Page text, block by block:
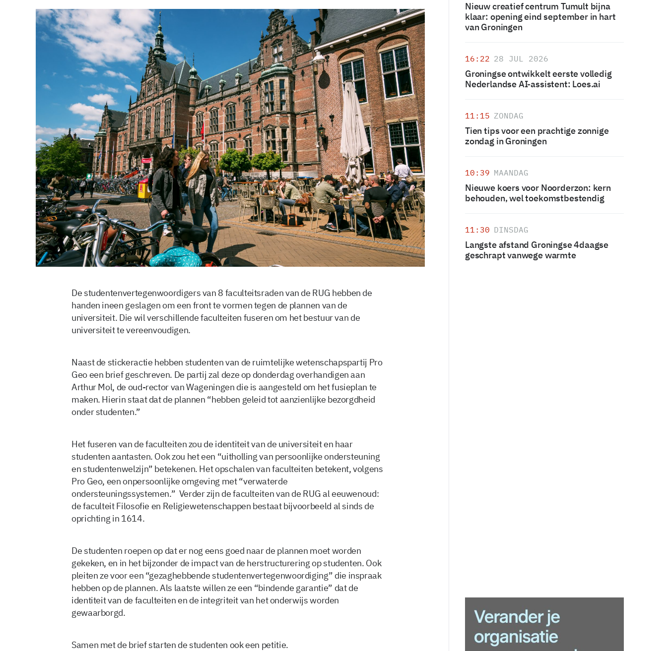
De studentenvertegenwoordigers van 8 faculteitsraden van de RUG hebben de
handen ineen geslagen om een front te vormen tegen de plannen van de
universiteit. Die wil verschillende faculteiten fuseren om het bestuur van de
universiteit te vereenvoudigen.
Naast de stickeractie hebben studenten van de ruimtelijke wetenschapspartij Pro
Geo een brief geschreven. De partij zal deze op donderdag overhandigen aan
Arthur Mol, de oud-rector van Wageningen die is aangesteld om het fusieplan te
maken. Hierin staat dat de plannen “hebben geleid tot aanzienlijke bezorgdheid
onder studenten.”
Het fuseren van de faculteiten zou de identiteit van de universiteit en haar
studenten aantasten. Ook zou het een “uitholling van persoonlijke ondersteuning
en studentenwelzijn” betekenen. Het opschalen van faculteiten betekent, volgens
Pro Geo, een onpersoonlijke omgeving met “verwaterde
ondersteuningssystemen.” Verder zijn de faculteiten van de RUG al eeuwenoud:
de faculteit Filosofie en Religiewetenschappen bestaat bijvoorbeeld al sinds de
oprichting in 1614.
De studenten roepen op dat er nog eens goed naar de plannen moet worden
gekeken, en in het bijzonder de impact van de herstructurering op studenten. Ook
pleiten ze voor een “gezaghebbende studentenvertegenwoordiging” die inspraak
hebben op de plannen. Als laatste willen ze een “bindende garantie” dat de
identiteit van de faculteiten en de integriteit van het onderwijs worden
gewaarborgd.
Samen met de brief starten de studenten ook een petitie.
Nieuw creatief centrum Tumult bijna
klaar: opening eind september in hart
van Groningen
16:22 28 JUL 2026
Groningse ontwikkelt eerste volledig
Nederlandse AI-assistent: Loes.ai
11:15 ZONDAG
Tien tips voor een prachtige zonnige
zondag in Groningen
10:39 MAANDAG
Nieuwe koers voor Noorderzon: kern
behouden, wel toekomstbestendig
11:30 DINSDAG
Langste afstand Groningse 4daagse
geschrapt vanwege warmte